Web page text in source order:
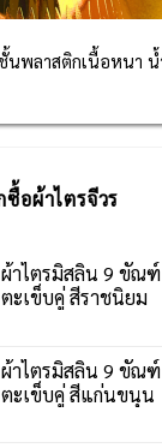
นพลาสติกเนื้อหนา น้
ซื้อผ้าไตรจีวร
ผ้าไตรมิสลิน 9 ขัณฑ์
ตะเข็บคู่ สีราชนิยม
ผ้าไตรมิสลิน 9 ขัณฑ์
ตะเข็บคู่ สีแก่นขนุน